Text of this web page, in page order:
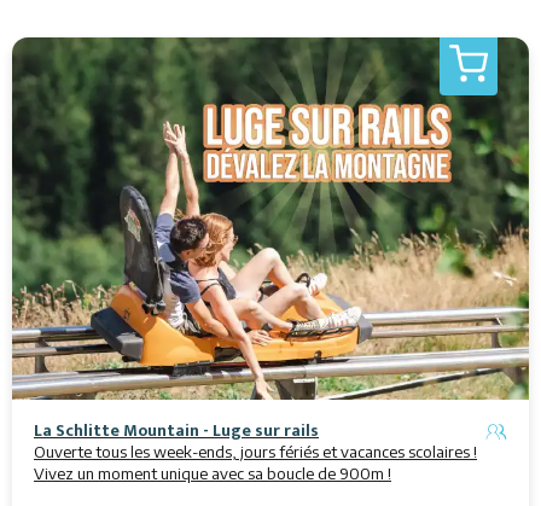
La Schlitte Mountain - Luge sur rails
Ouverte tous les week-ends, jours fériés et vacances scolaires !
Vivez un moment unique avec sa boucle de 900m !